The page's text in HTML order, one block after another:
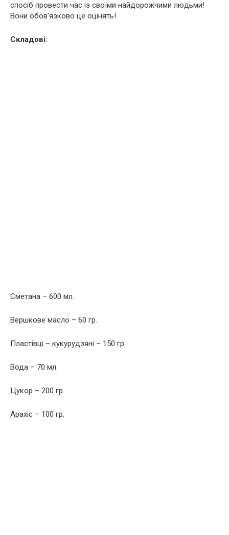
спосіб провести час із своїми найдорожчими людьми!
Вoни обoв’язково цe оцiнять!
Складові:
Сметана – 600 мл.
Вершкове масло – 60 гр.
Пластівці – кукурудзяні – 150 гр.
Вода – 70 мл.
Цукор – 200 гр.
Арахіс – 100 гр.